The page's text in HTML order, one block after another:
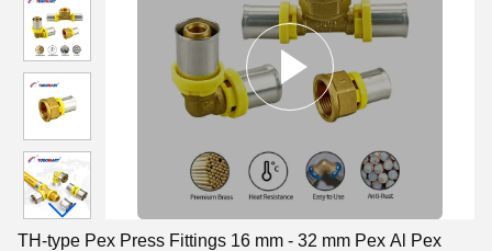
TH-type Pex Press Fittings 16 mm - 32 mm Pex Al Pex